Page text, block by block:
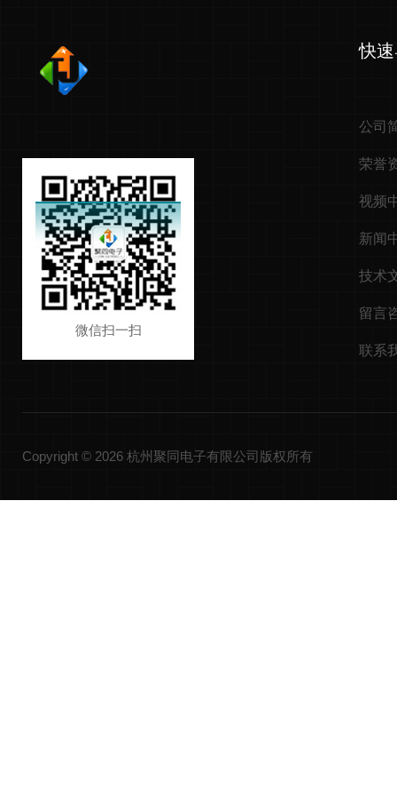
微信扫一扫
快
公司
荣誉
视频
新闻
技术
留言
联系
Copyright © 2026 杭州聚同电子有限公司版权所有